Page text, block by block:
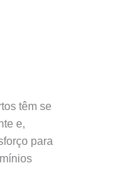
têm se
e,
para